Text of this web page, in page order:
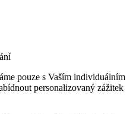
pouze s Vaším individuálním
personalizovaný zážitek